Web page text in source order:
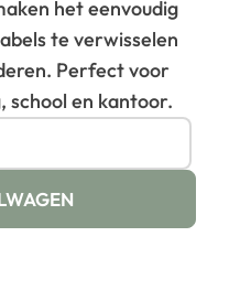
het eenvoudig
te verwisselen
Perfect voor
school en kantoor.